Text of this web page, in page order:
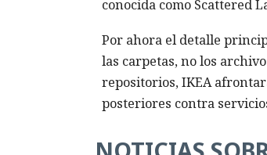
conocida como Scattered
Por ahora el detalle
las carpetas, no los
repositorios, IKEA
posteriores contra